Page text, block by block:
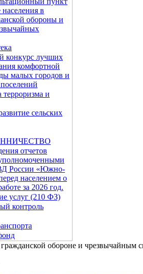
в
обороны и
конкурс лучших
комфортной
малых городов и
и
сельских
отчетов
России «Южно-
населением о
за 2026 год.
услуг (210 ФЗ)
контроль
обороне и чрезвычайным